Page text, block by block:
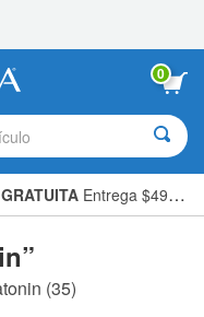
0
GRATUITA Entrega $49,00 »
(35)